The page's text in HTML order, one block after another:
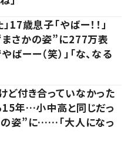
17歳息子「やばー！！」
さかの姿”に277万表
ばーー（笑）」「な、なる
ど付き合っていなかった
15年…小中高と同じだっ
姿”に……「大人になっ